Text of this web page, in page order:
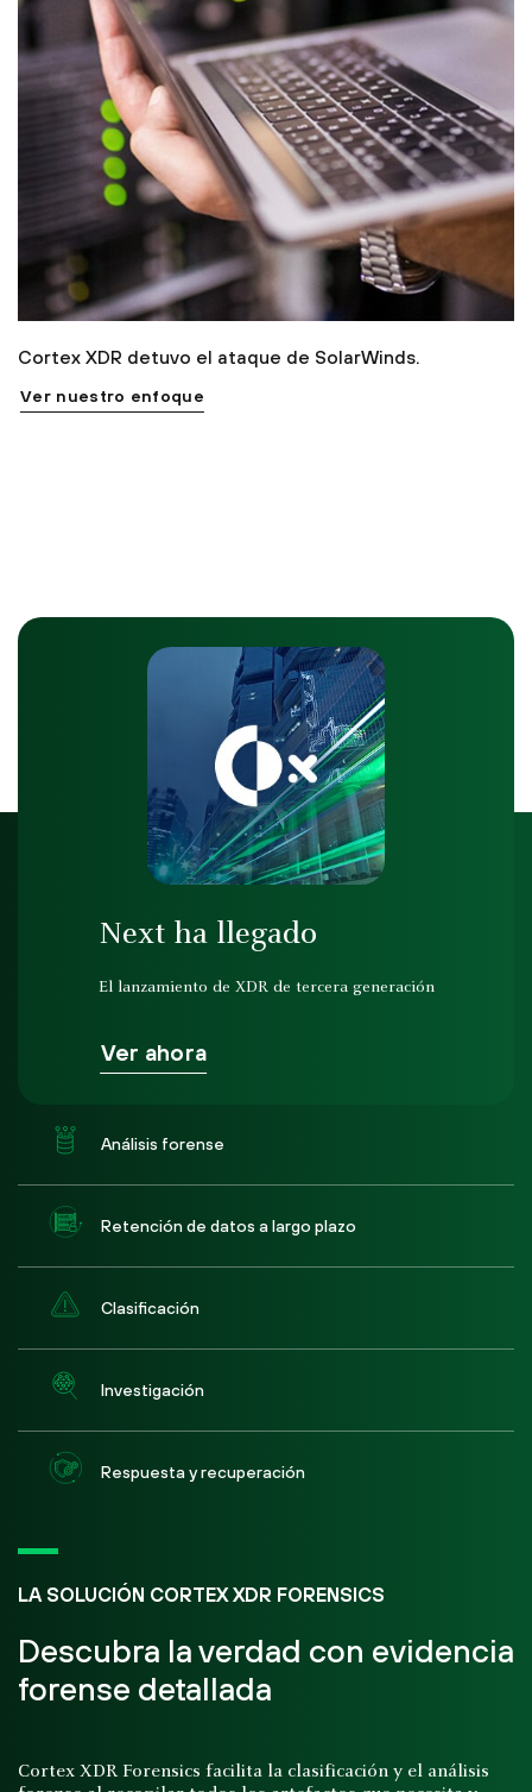
Cortex XDR detuvo el ataque de SolarWinds.
Ver nuestro enfoque
Next ha llegado
El lanzamiento de XDR de tercera generación
Ver ahora
LA SOLUCIÓN CORTEX XDR FORENSICS
Descubra la verdad con evidencia
forense detallada
Cortex XDR Forensics facilita la clasificación y el análisis
Análisis forense
Retención de datos a largo plazo
Clasificación
Investigación
Respuesta y recuperación